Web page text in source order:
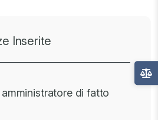
Inserite
di fatto